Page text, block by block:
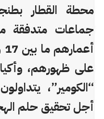
محطة القطار
جماعات متدفقة
على ظهورهم،
“الكومير”،
أجل تحقيق حلم